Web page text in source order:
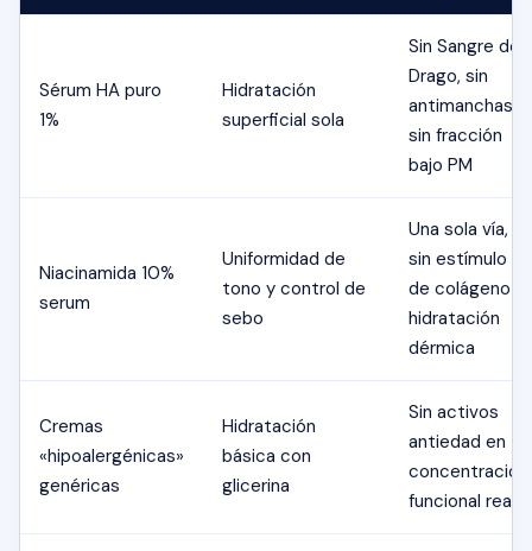
Sérum HA puro
1%
Hidratación
superficial sola
Sin Sangre de
Drago, sin
antimanchas,
sin fracción
bajo PM
Niacinamida 10%
serum
Uniformidad de
tono y control de
sebo
Una sola vía,
sin estímulo
de colágeno ni
hidratación
dérmica
Cremas
«hipoalergénicas»
genéricas
Hidratación
básica con
glicerina
Sin activos
antiedad en
concentración
funcional real